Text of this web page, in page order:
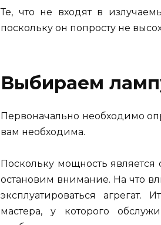
Те, что не входят в
поскольку он попросту не
Выбираем
Первоначально необходимо
вам необходима.
Поскольку мощность
остановим внимание. На что
эксплуатироваться
мастера, у которого